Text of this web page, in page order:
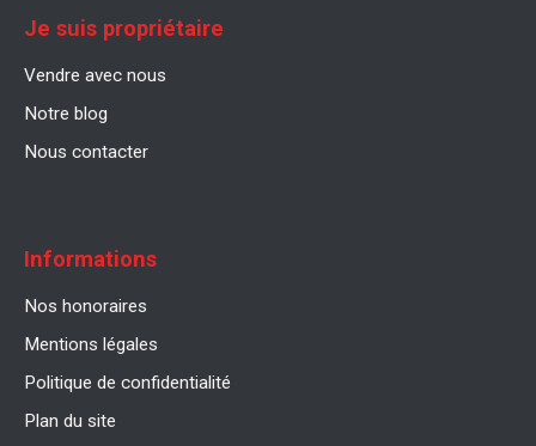
Je suis propriétaire
Vendre avec nous
Notre blog
Nous contacter
Informations
Nos honoraires
Mentions légales
Politique de confidentialité
Plan du site